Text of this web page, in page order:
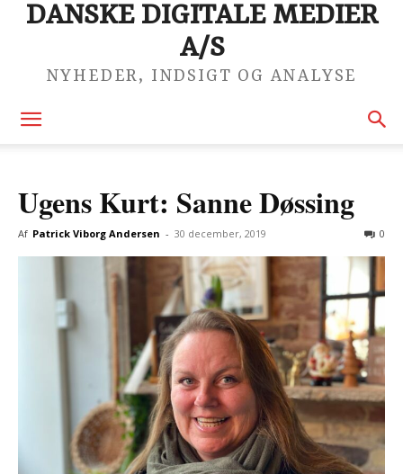
DANSKE DIGITALE MEDIER
A/S
NYHEDER, INDSIGT OG ANALYSE
Ugens Kurt: Sanne Døssing
Af Patrick Viborg Andersen - 30 december, 2019 0